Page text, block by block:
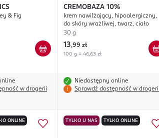
& Fig
w drogerii
CREMOBAZA 10%
krem nawilżający, hipoalergiczny,
do skóry wrażliwej, twarz, ciało
30 g
13,99 zł
100 g = 46,63 zł
Niedostępny online
Sprawdź dostępność w drogerii
ONLINE TYLKO U NAS TYLKO ONLINE